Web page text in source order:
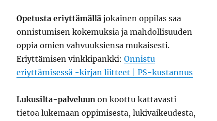
Opetusta eriyttämällä jokainen oppilas saa
onnistumisen kokemuksia ja mahdollisuuden
oppia omien vahvuuksiensa mukaisesti.
Eriyttämisen vinkkipankki:Onnistu
eriyttämisessä -kirjan liitteet | PS-kustannus
Lukusilta-palveluun on koottu kattavasti
tietoa lukemaan oppimisesta, lukivaikeudesta,